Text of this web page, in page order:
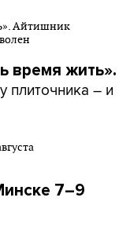
время жить».
плиточника – и
7–9